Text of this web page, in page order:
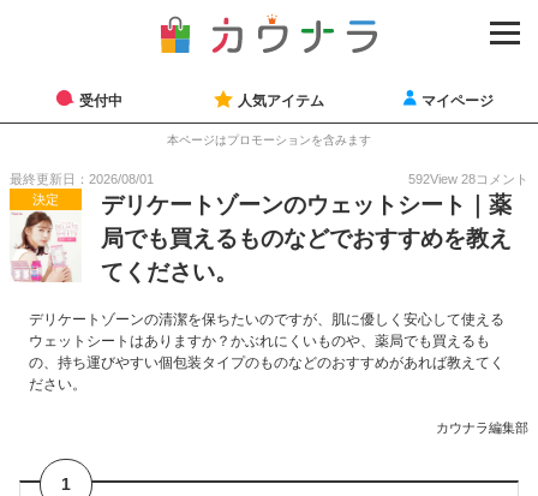
受付中 人気アイテム マイページ
本ページはプロモーションを含みます
最終更新日：2026/08/01 592View 28コメント
決定
デリケートゾーンのウェットシート｜薬
局でも買えるものなどでおすすめを教え
てください。
デリケートゾーンの清潔を保ちたいのですが、肌に優しく安心して使える
ウェットシートはありますか？かぶれにくいものや、薬局でも買えるも
の、持ち運びやすい個包装タイプのものなどのおすすめがあれば教えてく
ださい。
カウナラ編集部
1